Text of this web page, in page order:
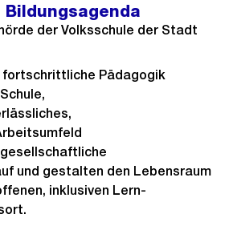
der Volksschule der Stadt
fortschrittliche Pädagogik
und gestalten den Lebensraum
inklusiven Lern-